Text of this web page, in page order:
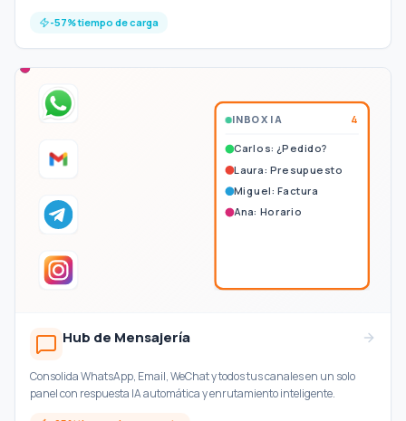
-57% tiempo de carga
INBOX IA
4
Carlos: ¿Pedido?
Laura: Presupuesto
Miguel: Factura
Ana: Horario
Hub de Mensajería
Consolida WhatsApp, Email, WeChat y todos tus canales en un solo
panel con respuesta IA automática y enrutamiento inteligente.